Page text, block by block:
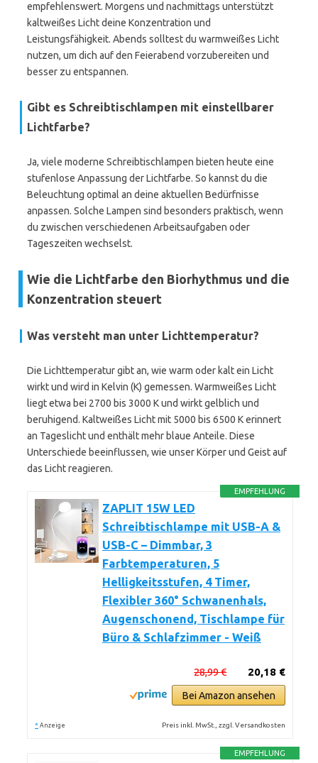
empfehlenswert. Morgens und nachmittags unterstützt
kaltweißes Licht deine Konzentration und
Leistungsfähigkeit. Abends solltest du warmweißes Licht
nutzen, um dich auf den Feierabend vorzubereiten und
besser zu entspannen.
Gibt es Schreibtischlampen mit einstellbarer
Lichtfarbe?
Ja, viele moderne Schreibtischlampen bieten heute eine
stufenlose Anpassung der Lichtfarbe. So kannst du die
Beleuchtung optimal an deine aktuellen Bedürfnisse
anpassen. Solche Lampen sind besonders praktisch, wenn
du zwischen verschiedenen Arbeitsaufgaben oder
Tageszeiten wechselst.
Wie die Lichtfarbe den Biorhythmus und die
Konzentration steuert
Was versteht man unter Lichttemperatur?
Die Lichttemperatur gibt an, wie warm oder kalt ein Licht
wirkt und wird in Kelvin (K) gemessen. Warmweißes Licht
liegt etwa bei 2700 bis 3000 K und wirkt gelblich und
beruhigend. Kaltweißes Licht mit 5000 bis 6500 K erinnert
an Tageslicht und enthält mehr blaue Anteile. Diese
Unterschiede beeinflussen, wie unser Körper und Geist auf
das Licht reagieren.
EMPFEHLUNG
ZAPLIT 15W LED
Schreibtischlampe mit USB-A &
USB-C – Dimmbar, 3
Farbtemperaturen, 5
Helligkeitsstufen, 4 Timer,
Flexibler 360° Schwanenhals,
Augenschonend, Tischlampe für
Büro & Schlafzimmer - Weiß
20,18 €
28,99 €
Bei Amazon ansehen
* Anzeige Preis inkl. MwSt., zzgl. Versandkosten
EMPFEHLUNG